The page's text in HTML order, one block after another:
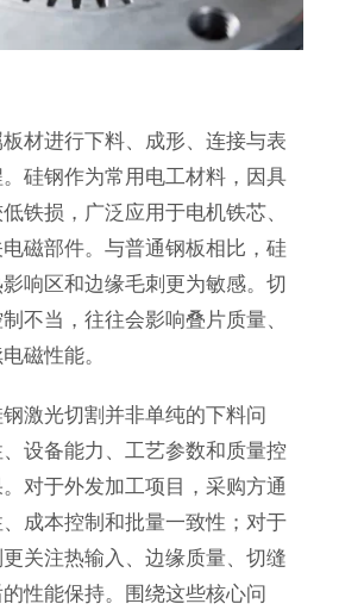
材进行下料、成形、连接与表
硅钢作为常用电工材料，因具
铁损，广泛应用于电机铁芯、
磁部件。与普通钢板相比，硅
响区和边缘毛刺更为敏感。切
不当，往往会影响叠片质量、
磁性能。
激光切割并非单纯的下料问
设备能力、工艺参数和质量控
对于外发加工项目，采购方通
成本控制和批量一致性；对于
关注热输入、边缘质量、切缝
性能保持。围绕这些核心问